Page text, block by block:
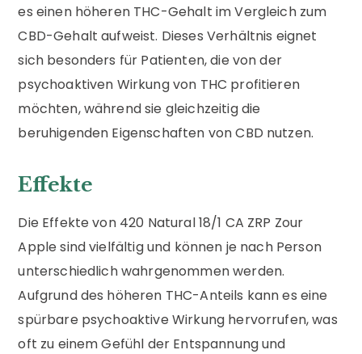
es einen höheren THC-Gehalt im Vergleich zum
CBD-Gehalt aufweist. Dieses Verhältnis eignet
sich besonders für Patienten, die von der
psychoaktiven Wirkung von THC profitieren
möchten, während sie gleichzeitig die
beruhigenden Eigenschaften von CBD nutzen.
Effekte
Die Effekte von 420 Natural 18/1 CA ZRP Zour
Apple sind vielfältig und können je nach Person
unterschiedlich wahrgenommen werden.
Aufgrund des höheren THC-Anteils kann es eine
spürbare psychoaktive Wirkung hervorrufen, was
oft zu einem Gefühl der Entspannung und